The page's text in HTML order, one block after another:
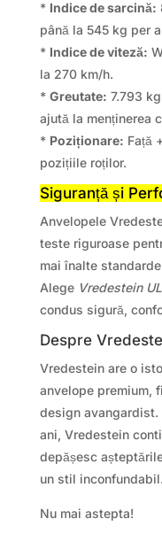
* Indice de sarcină:
până la 545 kg per
* Indice de viteză:
la 270 km/h.
* Greutate: 7.793
ajută la menținerea
* Poziționare: Față
pozițiile roților.
Siguranță și
Anvelopele
teste riguroase
mai înalte
Alege Vredestein
condus sigură,
Despre
Vredestein are o
anvelope premium,
design avangardist.
ani, Vredestein
depășesc
un stil inconfundabil.
Nu mai astepta!